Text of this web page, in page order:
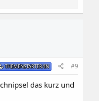
THEMENSTARTER/IN #9
das kurz und